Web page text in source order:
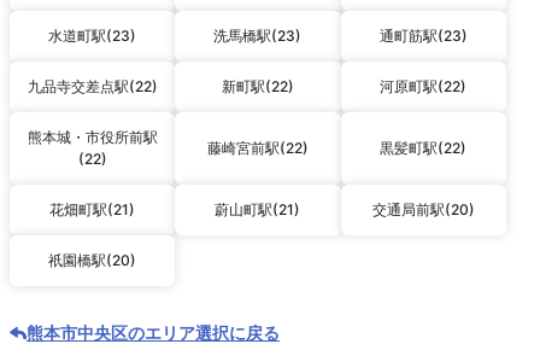
水道町駅(23) 洗馬橋駅(23) 通町筋駅(23)
九品寺交差点駅(22) 新町駅(22) 河原町駅(22)
熊本城・市役所前駅
(22)
藤崎宮前駅(22) 黒髪町駅(22)
花畑町駅(21) 蔚山町駅(21) 交通局前駅(20)
祇園橋駅(20)
熊本市中央区のエリア選択に戻る